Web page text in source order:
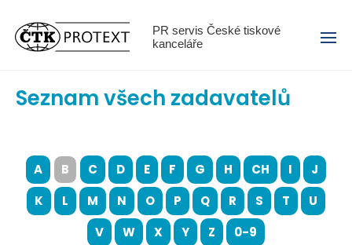
PR servis České tiskové
kanceláře
Menu
Seznam všech zadavatelů
A B C D E F G H CH I
J
K
L M N O P Q R S T
U
V
W X Y Z 0-9